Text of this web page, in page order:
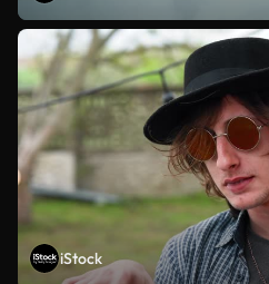
iStock